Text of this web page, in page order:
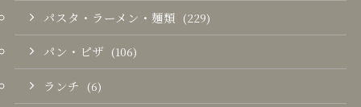
パスタ・ラーメン・麺類 (229)
パン・ピザ (106)
ランチ (6)